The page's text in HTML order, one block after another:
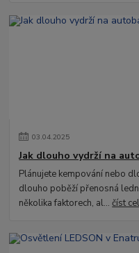
03.04.2025
Jak dlouho vydrží na
Plánujete kempování nebo
dlouho poběží přenosná
několika faktorech, al...číst